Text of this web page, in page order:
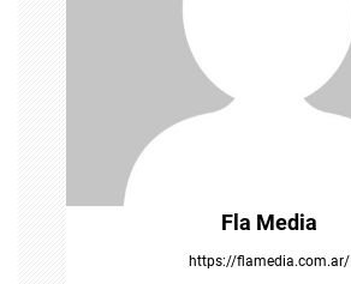
Fla Media
https://flamedia.com.ar/